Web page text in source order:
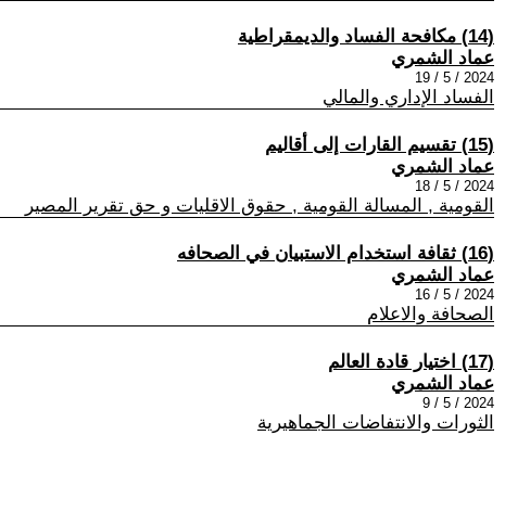
(14) مكافحة الفساد والديمقراطية
عماد الشمري
2024 / 5 / 19
الفساد الإداري والمالي
(15) تقسيم القارات إلى أقاليم
عماد الشمري
2024 / 5 / 18
القومية , المسالة القومية , حقوق الاقليات و حق تقرير المصير
(16) ثقافة استخدام الاستبيان في الصحافه
عماد الشمري
2024 / 5 / 16
الصحافة والاعلام
(17) اختيار قادة العالم
عماد الشمري
2024 / 5 / 9
الثورات والانتفاضات الجماهيرية